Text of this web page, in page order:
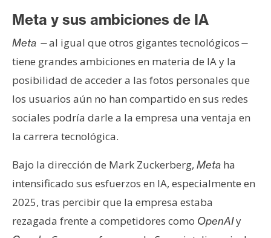
Meta y sus ambiciones de IA
Meta —al igual que otros gigantes tecnológicos—
tiene grandes ambiciones en materia de IA y la
posibilidad de acceder a las fotos personales que
los usuarios aún no han compartido en sus redes
sociales podría darle a la empresa una ventaja en
la carrera tecnológica.
Bajo la dirección de Mark Zuckerberg, Meta ha
intensificado sus esfuerzos en IA, especialmente en
2025, tras percibir que la empresa estaba
rezagada frente a competidores como OpenAIy